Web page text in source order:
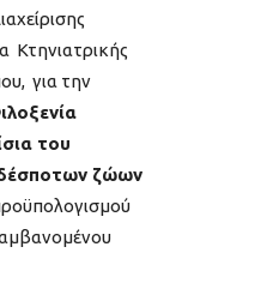
Κτηνιατρικής
για την
του
ζώων